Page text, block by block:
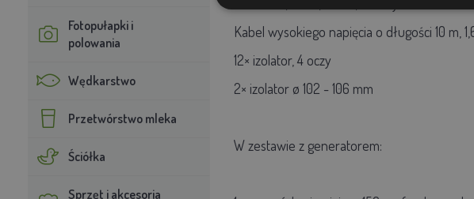
Fotopułapki i
polowania
Wędkarstwo
Przetwórstwo mleka
Ściółka
Sprzęt i akcesoria
Kabel wysokiego napięcia o długości 10 m,
12× izolator, 4 oczy
2× izolator ø 102 - 106 mm
W zestawie z generatorem: